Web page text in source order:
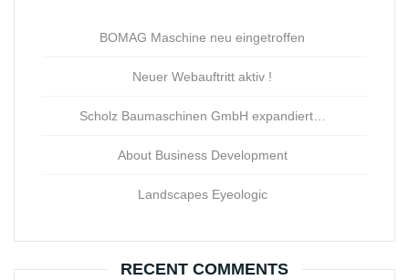
BOMAG Maschine neu eingetroffen
Neuer Webauftritt aktiv !
Scholz Baumaschinen GmbH expandiert…
About Business Development
Landscapes Eyeologic
RECENT COMMENTS